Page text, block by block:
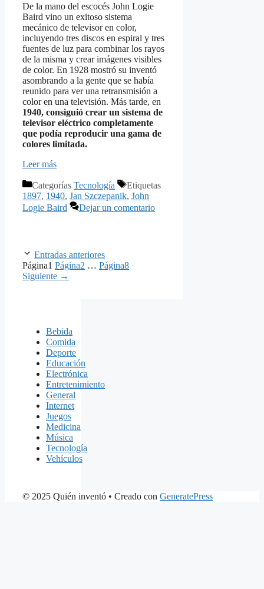
De la mano del escocés John Logie
Baird vino un exitoso sistema
mecánico de televisor en color,
incluyendo tres discos en espiral y tres
fuentes de luz para combinar los rayos
de la misma y crear imágenes visibles
de color. En 1928 mostró su inventó
asombrando a la gente que se había
reunido para ver una retransmisión a
color en una televisión. Más tarde, en
1940, consiguió crear un sistema de
televisor eléctrico completamente
que podía reproducir una gama de
colores limitada.
Leer más
Categorías Tecnología
Etiquetas
1897, 1940, Jan Szczepanik, John
Logie Baird
Dejar un comentario
Entradas anteriores
Página1 Página2 … Página8
Siguiente →
Bebida
Comida
Deporte
Educación
Electrónica
Entretenimiento
General
Internet
Juegos
Medicina
Música
Tecnología
Vehículos
© 2025 Quién inventó • Creado con GeneratePress